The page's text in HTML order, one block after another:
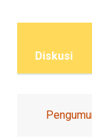
Status
Diskusi